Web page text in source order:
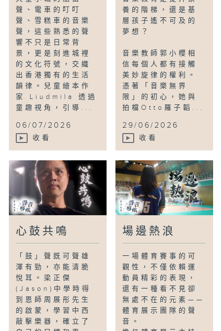
聲、電車的叮叮
聲、雪糕車的音樂
聲，這些熟悉的聲
響不只是日常背
景，更是刻進城裡
的文化符號，交織
出香港獨有的生活
韻律。兒童繪本作
家 Liudmila 透過
童趣視角，引導...
06/07/2026
收看
養的階梯，還是基
層孩子遙不可及的
夢想？
音樂教師郭小櫻相
信每個人都有接觸
美妙旋律的權利。
憑著「音樂無界
限」的初心，她與
拍檔Otto羅子韜...
29/06/2026
收看
心鼓共鳴
「鼓」聲既可聲雄
渾有勁，亦能清脆
悅耳。梁正傑
(Jason)中學時得
到恩師周展彤先生
的啟蒙，學習中西
敲擊樂器，確立了
場邊熱浪
一場體育賽事的可
觀性，不僅依賴運
動員精彩的表現，
還有一種看不見卻
無處不在的元素——
體育展示團隊的聲
音。